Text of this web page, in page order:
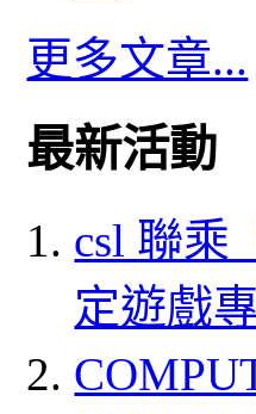
更多文章...
最新活動
csl 聯乘
定遊戲